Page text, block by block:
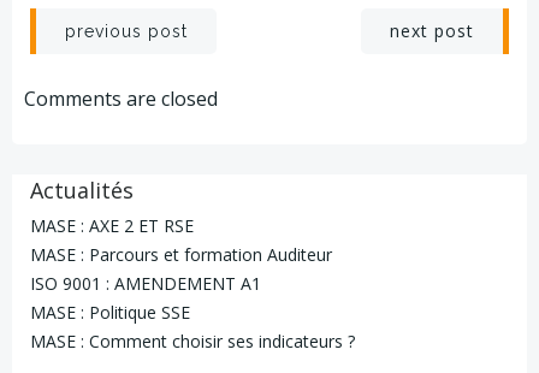
Navigation
de
previous post
Navigation
next post
Comments are closed
Actualités
MASE : AXE 2 ET RSE
MASE : Parcours et formation Auditeur
ISO 9001 : AMENDEMENT A1
MASE : Politique SSE
MASE : Comment choisir ses indicateurs ?